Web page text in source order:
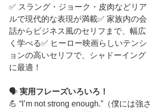
✅ スラング・ジョーク・皮肉などリア
ルで現代的な表現が満載✅ 家族内の会
話からビジネス風のセリフまで、幅広
く学べる✅ ヒーロー映画らしいテンシ
ョンの高いセリフで、シャドーイング
に最適！
🗣️ 実用フレーズいろいろ！
💪 “I’m not strong enough.”（僕には強さ